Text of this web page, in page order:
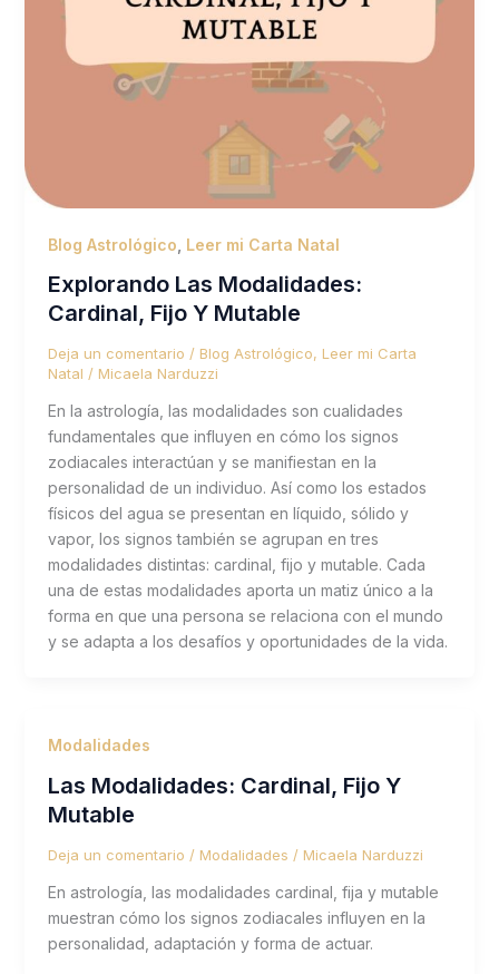
Blog Astrológico Leer mi Carta Natal
Explorando Las Modalidades:
Cardinal, Fijo Y Mutable
Deja un comentario / Blog Astrológico, Leer mi Carta
Natal / Micaela Narduzzi
En la astrología, las modalidades son cualidades
fundamentales que influyen en cómo los signos
zodiacales interactúan y se manifiestan en la
personalidad de un individuo. Así como los estados
físicos del agua se presentan en líquido, sólido y
vapor, los signos también se agrupan en tres
modalidades distintas: cardinal, fijo y mutable. Cada
una de estas modalidades aporta un matiz único a la
forma en que una persona se relaciona con el mundo
y se adapta a los desafíos y oportunidades de la vida.
Modalidades
Las Modalidades: Cardinal, Fijo Y
Mutable
Deja un comentario / Modalidades / Micaela Narduzzi
En astrología, las modalidades cardinal, fija y mutable
muestran cómo los signos zodiacales influyen en la
personalidad, adaptación y forma de actuar.